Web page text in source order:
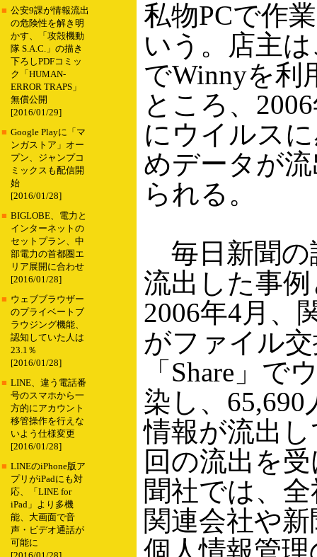
■ 公安9課が情報流出
の危険性を解き明
かす、「攻殻機動
隊 S.A.C.」の描き
下ろしPDFコミッ
ク「HUMAN-
ERROR TRAPS」
無償公開
[2016/01/29]
■ Google Playに「マ
ンガストア」オー
プン、ジャンプコ
ミックスも配信開
始
[2016/01/28]
■ BIGLOBE、電力と
インターネットの
セットプラン、中
部電力の首都圏エ
リア展開に合わせ
[2016/01/28]
■ ウェブブラウザー
のプライベートブ
ラウジング機能、
認知していた人は
23.1％
[2016/01/28]
■ LINE、違う電話番
号のスマホから一
方的にアカウント
移管操作を行えな
いよう仕様変更
[2016/01/28]
■ LINEのiPhone版ア
プリがiPadにも対
応、「LINE for
iPad」より多機
能、大画面で音
声・ビデオ通話が
可能に
私物PCで作
いう。店主
でWinnyを利
ところ、
にウイルス
めデータが
られる。
毎日新聞の
流出した事
2006年4月、
がファイル
「Share」で
染し、
情報が流出
回の流出を
聞社では、
関連会社や
個人情報管